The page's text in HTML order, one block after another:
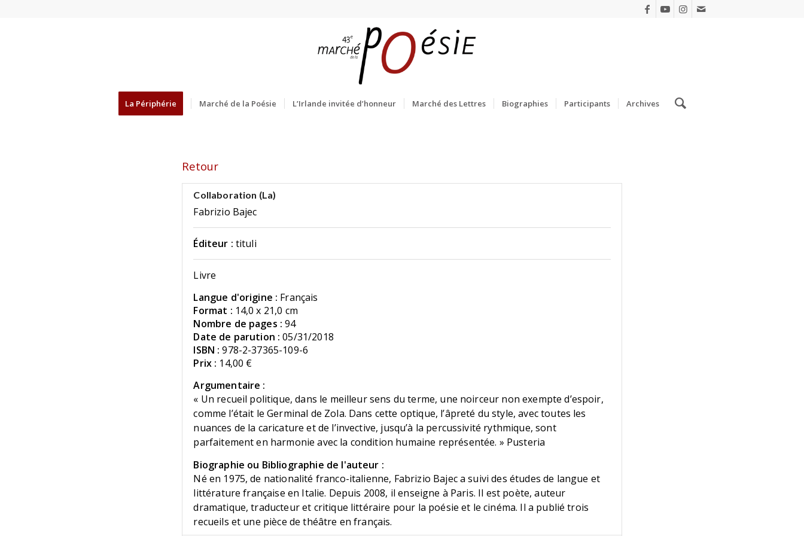
La Périphérie Marché de la Poésie L’Irlande invitée d’honneur Marché des Lettres Biographies Participants Archives
Retour
Collaboration (La)
Fabrizio Bajec
Éditeur : tituli
Livre
Langue d'origine : Français
Format : 14,0 x 21,0 cm
Nombre de pages : 94
Date de parution : 05/31/2018
ISBN : 978-2-37365-109-6
Prix : 14,00 €
Argumentaire :
« Un recueil politique, dans le meilleur sens du terme, une noirceur non exempte d’espoir,
comme l’était le Germinal de Zola. Dans cette optique, l’âpreté du style, avec toutes les
nuances de la caricature et de l’invective, jusqu’à la percussivité rythmique, sont
parfaitement en harmonie avec la condition humaine représentée. » Pusteria
Biographie ou Bibliographie de l'auteur :
Né en 1975, de nationalité franco-italienne, Fabrizio Bajec a suivi des études de langue et
littérature française en Italie. Depuis 2008, il enseigne à Paris. Il est poète, auteur
dramatique, traducteur et critique littéraire pour la poésie et le cinéma. Il a publié trois
recueils et une pièce de théâtre en français.